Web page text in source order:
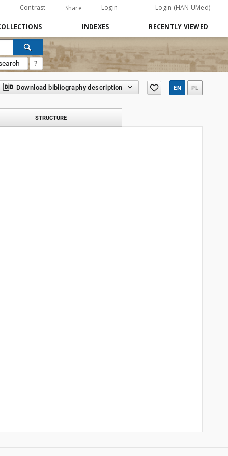
Contrast Share Login Login (HAN UMed)
INDEXES RECENTLY VIEWED
?
Download bibliography description EN PL
STRUCTURE